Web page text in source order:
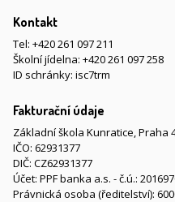
Kontakt
Tel: +420 261 097 211
Školní jídelna: +420 261 097 258
ID schránky: isc7trm
Fakturační údaje
Základní škola Kunratice, Praha
IČO: 62931377
DIČ: CZ62931377
Účet: PPF banka a.s. - č.ú.:
Právnická osoba (ředitelství):